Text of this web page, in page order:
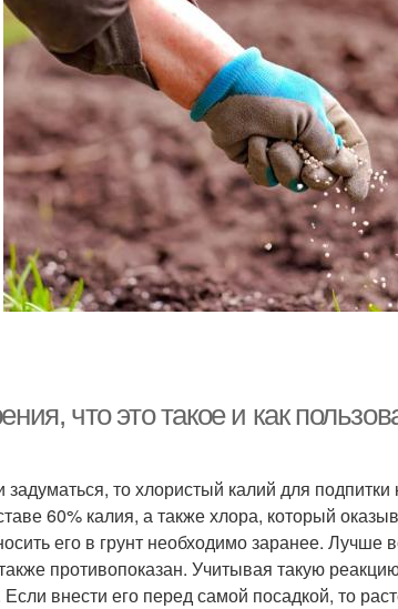
что это такое и как
то хлористый калий для
60% калия, а также хлора, который
его в грунт необходимо заранее. Лучше
противопоказан. Учитывая такую
внести его перед самой посадкой, то